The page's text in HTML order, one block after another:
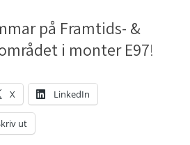
på Framtids- &
i monter E97!
X LinkedIn
ut